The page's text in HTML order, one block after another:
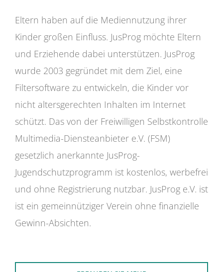
Eltern haben auf die Mediennutzung ihrer
Kinder großen Einfluss. JusProg möchte Eltern
und Erziehende dabei unterstützen. JusProg
wurde 2003 gegründet mit dem Ziel, eine
Filtersoftware zu entwickeln, die Kinder vor
nicht altersgerechten Inhalten im Internet
schützt. Das von der Freiwilligen Selbstkontrolle
Multimedia-Diensteanbieter e.V. (FSM)
gesetzlich anerkannte JusProg-
Jugendschutzprogramm ist kostenlos, werbefrei
und ohne Registrierung nutzbar. JusProg e.V. ist
ist ein gemeinnütziger Verein ohne finanzielle
Gewinn-Absichten.